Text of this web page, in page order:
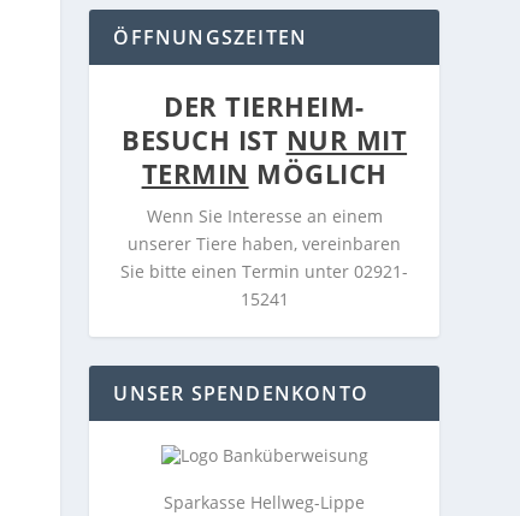
ÖFFNUNGSZEITEN
DER TIERHEIM-
BESUCH IST NUR MIT
TERMIN MÖGLICH
Wenn Sie Interesse an einem
unserer Tiere haben, vereinbaren
Sie bitte einen Termin unter 02921-
15241
UNSER SPENDENKONTO
Sparkasse Hellweg-Lippe